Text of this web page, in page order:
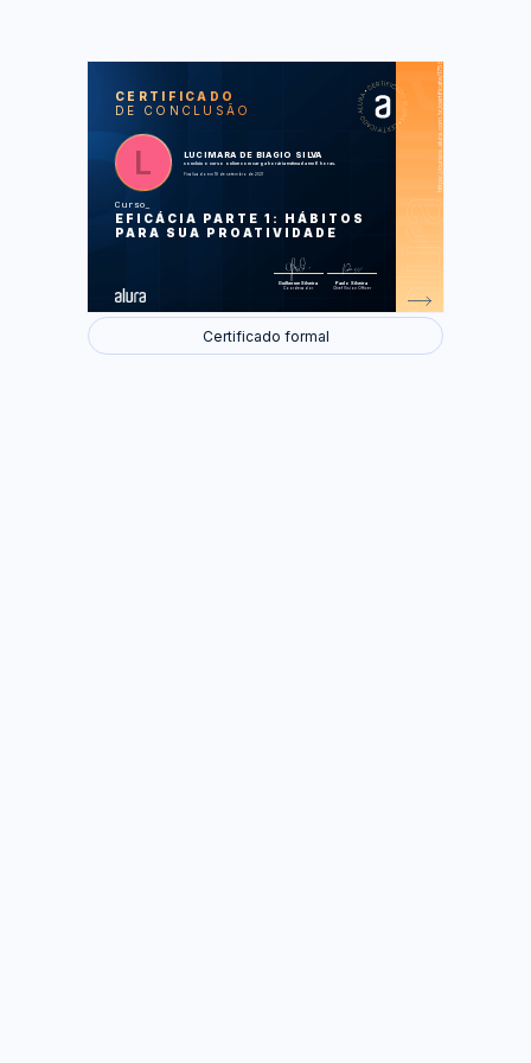
CERTIFICADO
DE CONCLUSÃO
LUCIMARA DE BIAGIO SILVA
concluiu o curso online com carga horária estimada em 6 horas.
Finalizado em 18 de setembro de 2021
Curso
EFICÁCIA PARTE 1: HÁBITOS
PARA SUA PROATIVIDADE
Guilherme Silveira
Coordenador
Paulo Silveira
Chief Vision Officer
https://cursos.alura.com.br/certificate/175b0104-4731-4c66-8f0b-6d85e96063b1
LAS
Seja proativo
Visão pessoal
Tenha um objetivo em mente
Certificado formal